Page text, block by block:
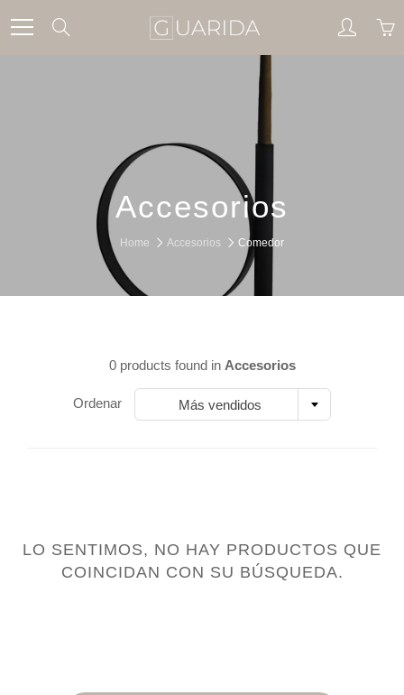
Accesorios
Home Accesorios Comedor
0 products found in Accesorios
Ordenar Más vendidos
LO SENTIMOS, NO HAY PRODUCTOS QUE
COINCIDAN CON SU BÚSQUEDA.